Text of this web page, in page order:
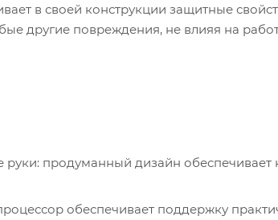
в своей конструкции защитные
другие повреждения, не влияя на